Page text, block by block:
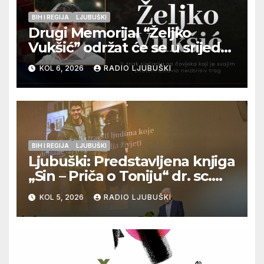
BIH I REGIJA LJUBUŠKI
Drugi Memorijal “Željko
Vukšić” održat će se u srijedu
12. kolovoza u Otoku
KOL 6, 2026 RADIO LJUBUŠKI
BIH I REGIJA LJUBUŠKI
Ljubuški: Predstavljena knjiga
„Sin – Priča o Toniju“ dr. sc.
Zdenka Hercega
KOL 5, 2026 RADIO LJUBUŠKI